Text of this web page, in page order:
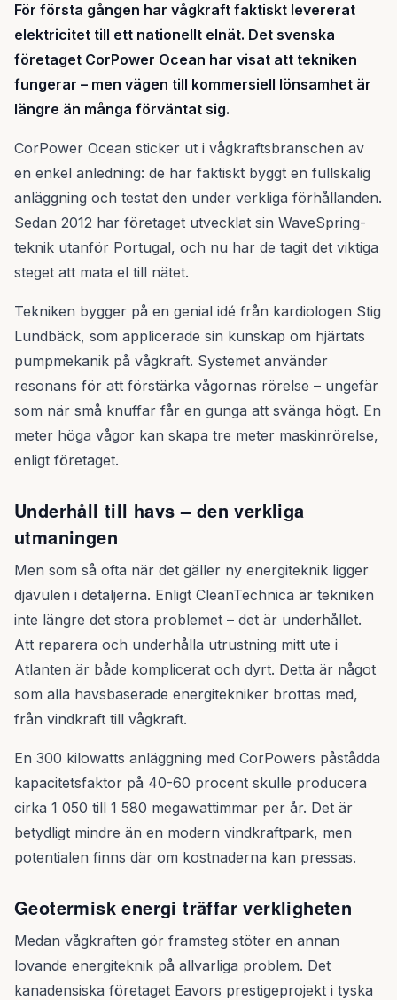
För första gången har vågkraft faktiskt levererat
elektricitet till ett nationellt elnät. Det svenska
företaget CorPower Ocean har visat att tekniken
fungerar – men vägen till kommersiell lönsamhet är
längre än många förväntat sig.
CorPower Ocean sticker ut i vågkraftsbranschen av
en enkel anledning: de har faktiskt byggt en fullskalig
anläggning och testat den under verkliga förhållanden.
Sedan 2012 har företaget utvecklat sin WaveSpring-
teknik utanför Portugal, och nu har de tagit det viktiga
steget att mata el till nätet.
Tekniken bygger på en genial idé från kardiologen Stig
Lundbäck, som applicerade sin kunskap om hjärtats
pumpmekanik på vågkraft. Systemet använder
resonans för att förstärka vågornas rörelse – ungefär
som när små knuffar får en gunga att svänga högt. En
meter höga vågor kan skapa tre meter maskinrörelse,
enligt företaget.
Underhåll till havs – den verkliga
utmaningen
Men som så ofta när det gäller ny energiteknik ligger
djävulen i detaljerna. Enligt CleanTechnica är tekniken
inte längre det stora problemet – det är underhållet.
Att reparera och underhålla utrustning mitt ute i
Atlanten är både komplicerat och dyrt. Detta är något
som alla havsbaserade energitekniker brottas med,
från vindkraft till vågkraft.
En 300 kilowatts anläggning med CorPowers påstådda
kapacitetsfaktor på 40-60 procent skulle producera
cirka 1 050 till 1 580 megawattimmar per år. Det är
betydligt mindre än en modern vindkraftpark, men
potentialen finns där om kostnaderna kan pressas.
Geotermisk energi träffar verkligheten
Medan vågkraften gör framsteg stöter en annan
lovande energiteknik på allvarliga problem. Det
kanadensiska företaget Eavors prestigeprojekt i tyska